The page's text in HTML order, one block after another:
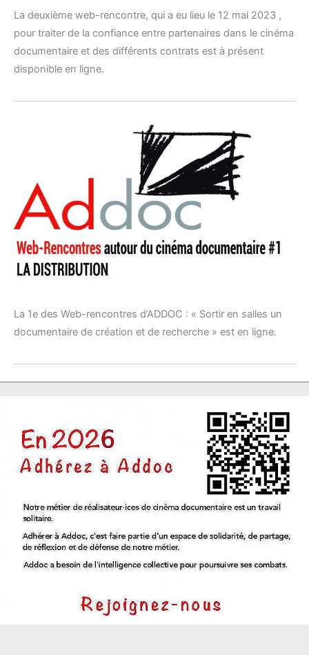
La deuxième web-rencontre, qui a eu lieu le 12 mai 2023 ,
pour traiter de la confiance entre partenaires dans le cinéma
documentaire et des différents contrats est à présent
disponible en ligne.
La 1e des Web-rencontres d’ADDOC : « Sortir en salles un
documentaire de création et de recherche » est en ligne.